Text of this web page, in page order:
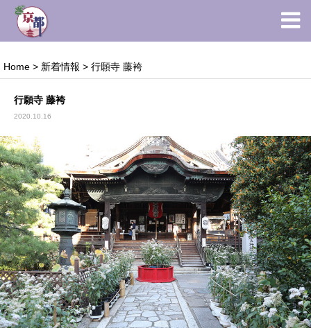
Home > 新着情報 > 行願寺 藤袴
行願寺 藤袴
2020.10.16